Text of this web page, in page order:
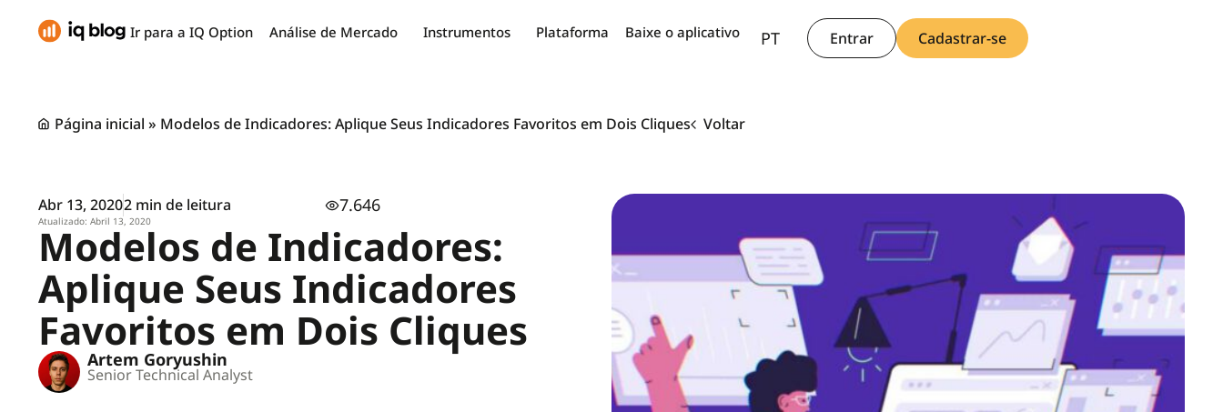
Ir para a IQ Option Análise de Mercado Instrumentos Plataforma Baixe o aplicativo PT
TH
Entrar Cadastrar-se
Página inicial » Modelos de Indicadores: Aplique Seus Indicadores Favoritos em Dois Cliques Voltar
Abr 13, 20202 min de leitura
Atualizado: Abril 13, 2020
7.646
Modelos de Indicadores:
Aplique Seus Indicadores
Favoritos em Dois Cliques
Artem Goryushin
Senior Technical Analyst